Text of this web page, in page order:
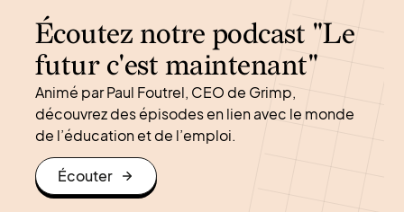
Écoutez notre podcast "Le
futur c'est maintenant"
Animé par Paul Foutrel, CEO de Grimp,
découvrez des épisodes en lien avec le monde
de l’éducation et de l’emploi.
Écouter